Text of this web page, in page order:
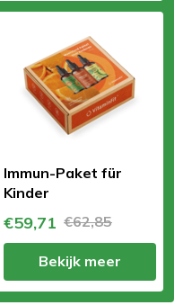
Immun-Paket für
Kinder
€59,71 €62,85
Bekijk meer